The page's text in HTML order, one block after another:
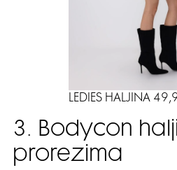
LEDIES HALJINA
3. Bodycon
prorezima